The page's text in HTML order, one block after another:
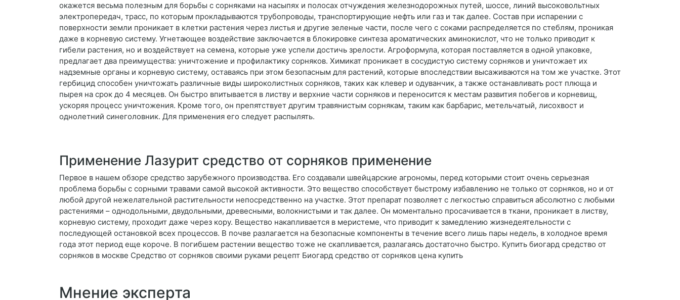
окажется весьма полезным для борьбы с сорняками на насыпях и полосах отчуждения железнодорожных путей, шоссе, линий высоковольтных
электропередач, трасс, по которым прокладываются трубопроводы, транспортирующие нефть или газ и так далее. Состав при испарении с
поверхности земли проникает в клетки растения через листья и другие зеленые части, после чего с соками распределяется по стеблям, проникая
даже в корневую систему. Угнетающее воздействие заключается в блокировке синтеза ароматических аминокислот, что не только приводит к
гибели растения, но и воздействует на семена, которые уже успели достичь зрелости. Агроформула, которая поставляется в одной упаковке,
предлагает два преимущества: уничтожение и профилактику сорняков. Химикат проникает в сосудистую систему сорняков и уничтожает их
надземные органы и корневую систему, оставаясь при этом безопасным для растений, которые впоследствии высаживаются на том же участке. Этот
гербицид способен уничтожать различные виды широколистных сорняков, таких как клевер и одуванчик, а также останавливать рост плюща и
пырея на срок до 4 месяцев. Он быстро впитывается в листву и верхние части сорняков и переносится к местам развития побегов и корневищ,
ускоряя процесс уничтожения. Кроме того, он препятствует другим травянистым сорнякам, таким как барбарис, метельчатый, лисохвост и
однолетний синеголовник. Для применения его следует распылять.
Применение Лазурит средство от сорняков применение
Первое в нашем обзоре средство зарубежного производства. Его создавали швейцарские агрономы, перед которыми стоит очень серьезная
проблема борьбы с сорными травами самой высокой активности. Это вещество способствует быстрому избавлению не только от сорняков, но и от
любой другой нежелательной растительности непосредственно на участке. Этот препарат позволяет с легкостью справиться абсолютно с любыми
растениями – однодольными, двудольными, древесными, волокнистыми и так далее. Он моментально просачивается в ткани, проникает в листву,
корневую систему, проходит даже через кору. Вещество накапливается в меристеме, что приводит к замедлению жизнедеятельности с
последующей остановкой всех процессов. В почве разлагается на безопасные компоненты в течение всего лишь пары недель, в холодное время
года этот период еще короче. В погибшем растении вещество тоже не скапливается, разлагаясь достаточно быстро. Купить биогард средство от
сорняков в москве Средство от сорняков своими руками рецепт Биогард средство от сорняков цена купить
Мнение эксперта